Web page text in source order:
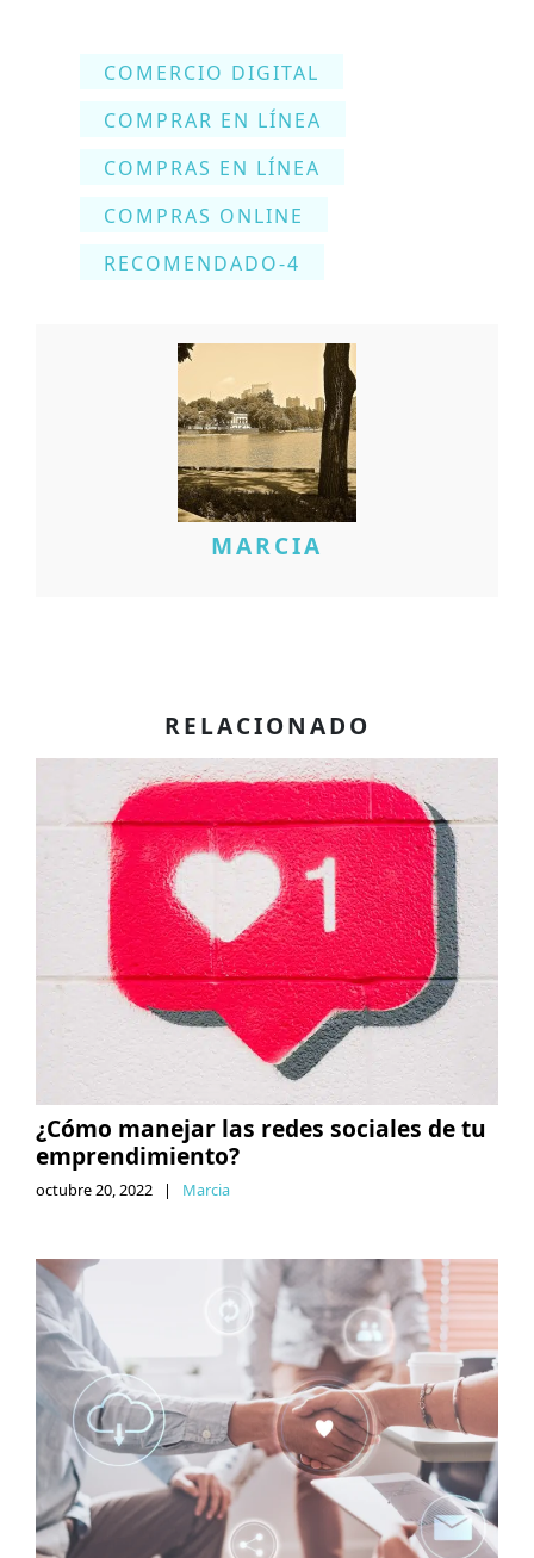
COMERCIO DIGITAL
COMPRAR EN LÍNEA
COMPRAS EN LÍNEA
COMPRAS ONLINE
RECOMENDADO-4
MARCIA
RELACIONADO
¿Cómo manejar las redes sociales de tu
emprendimiento?
octubre 20, 2022 | Marcia